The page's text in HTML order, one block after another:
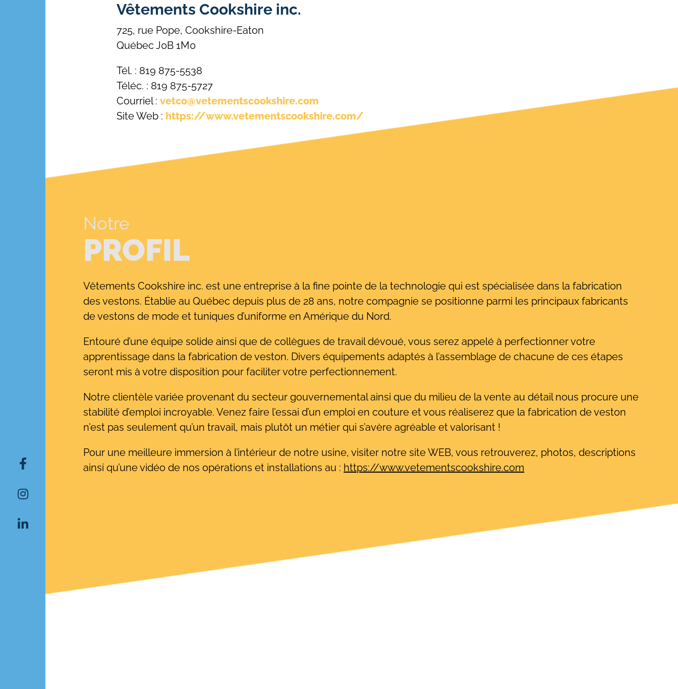
Vêtements Cookshire inc.
725, rue Pope, Cookshire-Eaton
Québec J0B 1M0
Tél. : 819 875-5538
Téléc. : 819 875-5727
Courriel :vetco@vetementscookshire.com
Site Web : https://www.vetementscookshire.com/
Notre
PROFIL
Vêtements Cookshire inc. est une entreprise à la fine pointe de la technologie qui est spécialisée dans la fabrication
des vestons. Établie au Québec depuis plus de 28 ans, notre compagnie se positionne parmi les principaux fabricants
de vestons de mode et tuniques d’uniforme en Amérique du Nord.
Entouré d’une équipe solide ainsi que de collègues de travail dévoué, vous serez appelé à perfectionner votre
apprentissage dans la fabrication de veston. Divers équipements adaptés à l’assemblage de chacune de ces étapes
seront mis à votre disposition pour faciliter votre perfectionnement.
Notre clientèle variée provenant du secteur gouvernemental ainsi que du milieu de la vente au détail nous procure une
stabilité d’emploi incroyable. Venez faire l’essai d’un emploi en couture et vous réaliserez que la fabrication de veston
n’est pas seulement qu’un travail, mais plutôt un métier qui s’avère agréable et valorisant !
Pour une meilleure immersion à l’intérieur de notre usine, visiter notre site WEB, vous retrouverez, photos, descriptions
ainsi qu’une vidéo de nos opérations et installations au : https://www.vetementscookshire.com
Rechercher: